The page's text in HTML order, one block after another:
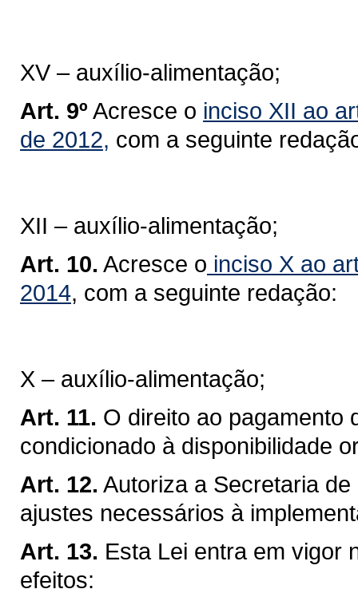
XV – auxílio-alimentação;
Art. 9º Acresce o inciso XII ao
de 2012, com a seguinte
XII – auxílio-alimentação;
Art. 10. Acresce o inciso X ao
2014, com a seguinte redação:
X – auxílio-alimentação;
Art. 11. O direito ao pagamento
condicionado à disponibilidade
Art. 12. Autoriza a Secretaria
ajustes necessários à
Art. 13. Esta Lei entra em vigor
efeitos: